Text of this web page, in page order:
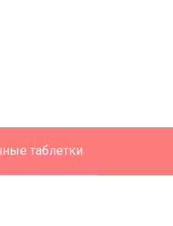
таблетки